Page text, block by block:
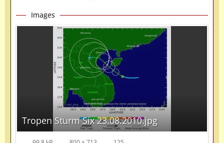
Images
Tropen Sturm Six 23.08.2010.jpg